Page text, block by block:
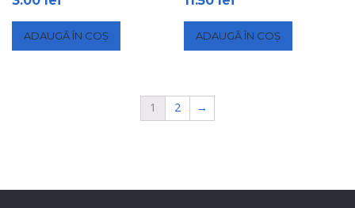
ADAUGĂ ÎN COȘ ADAUGĂ ÎN COȘ
1 2 →